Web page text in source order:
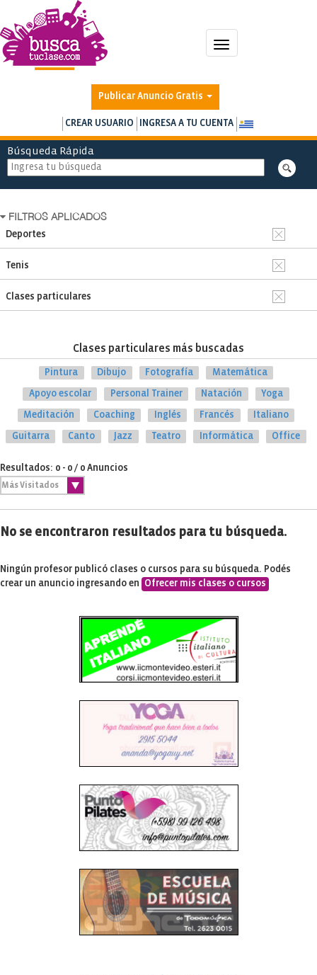
Toggle
navigation
Publicar Anuncio Gratis
CREAR USUARIO INGRESA A TU CUENTA
Búsqueda Rápida
FILTROS APLICADOS
Deportes
Tenis
Clases particulares
Clases particulares más buscadas
Pintura Dibujo Fotografía Matemática
Apoyo escolar Personal Trainer Natación Yoga
Meditación Coaching Inglés Francés Italiano
Guitarra Canto Jazz Teatro Informática Office
Resultados: 0 - 0 / 0 Anuncios
No se encontraron resultados para tu búsqueda.
Ningún profesor publicó clases o cursos para su búsqueda. Podés
crear un anuncio ingresando en
Ofrecer mis clases o cursos